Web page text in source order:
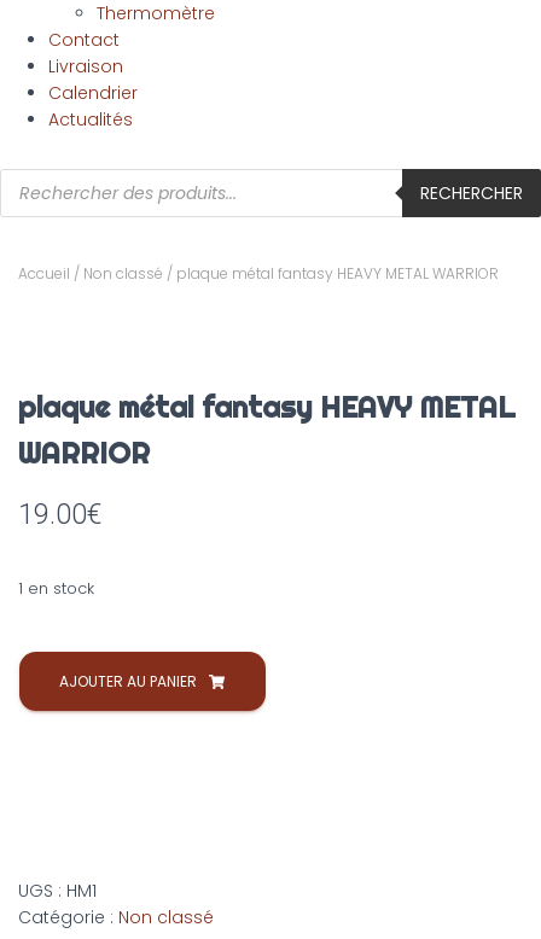
Thermomètre
Contact
Livraison
Calendrier
Actualités
RECHERCHER
Accueil / Non classé / plaque métal fantasy HEAVY METAL WARRIOR
plaque métal fantasy HEAVY METAL
WARRIOR
19.00€
1 en stock
AJOUTER AU PANIER
UGS : HM1
Catégorie : Non classé